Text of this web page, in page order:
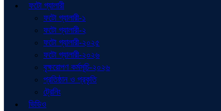
ফটো গ্যালারী
ফটো গ্যালারী-১
ফটো গ্যালারী-২
ফটো গ্যালারী-২০২৫
ফটো গ্যালারী-২০২৬
বৃক্ষরোপণ কর্মসূচি-২০২৬
প্রতিষ্ঠান ও প্রকৃতি
ট্রেনিং
ভিডিও